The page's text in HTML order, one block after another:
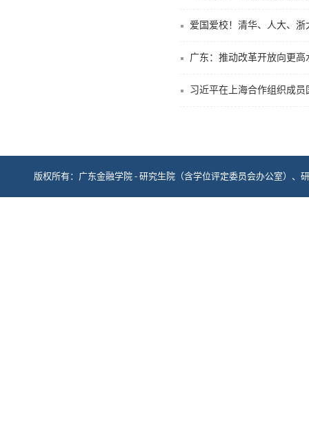
爱国爱校！清华、人大、浙
广东：推动改革开放向更高
习近平在上海合作组织成
版权所有：广东金融学院 - 研究生院（含学位评定委员会办公室）